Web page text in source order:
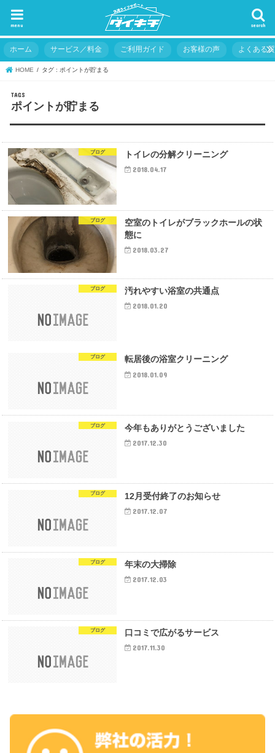
search
menu
ホーム サービス／料金 ご利用ガイド お客様の声 よくある
HOME タグ : ポイントが貯まる
ポイントが貯まる
ブログ トイレの分解クリーニング
2018.04.17
ブログ
空室のトイレがブラックホールの状
態に
2018.03.27
ブログ 汚れやすい浴室の共通点
2018.01.20
ブログ 転居後の浴室クリーニング
2018.01.09
ブログ 今年もありがとうございました
2017.12.30
ブログ 12月受付終了のお知らせ
2017.12.07
ブログ 年末の大掃除
2017.12.03
ブログ 口コミで広がるサービス
2017.11.30